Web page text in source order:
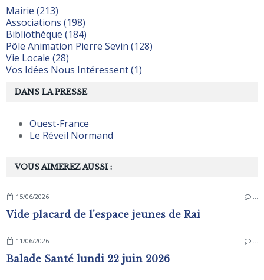
VOUS AIMEREZ AUSSI :
15/06/2026 …
Vide placard de l'espace jeunes de Rai
11/06/2026 …
Balade Santé lundi 22 juin 2026
Mairie (213)
Associations (198)
Bibliothèque (184)
Pôle Animation Pierre Sevin (128)
Vie Locale (28)
Vos Idées Nous Intéressent (1)
DANS LA PRESSE
Ouest-France
Le Réveil Normand